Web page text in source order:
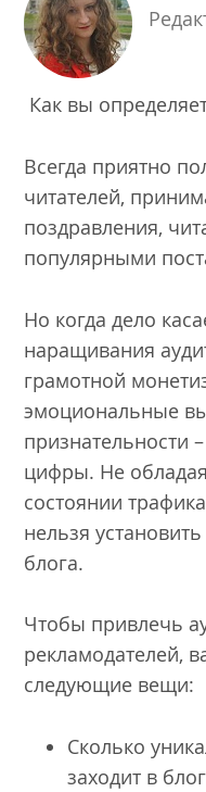
Как вы
Всегда приятно
читателей,
поздравления,
популярными
Но когда дело
наращивания
грамотной
эмоциональные
признательности
цифры. Не
состоянии
нельзя
блога.
Чтобы привлечь
рекламодателей,
следующие вещи:
Сколько
заходит в